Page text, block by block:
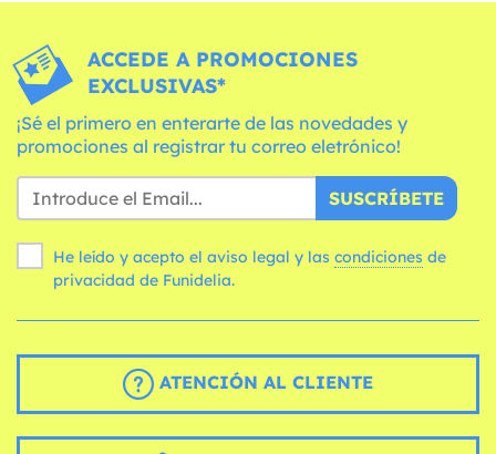
ACCEDE A PROMOCIONES
EXCLUSIVAS*
¡Sé el primero en enterarte de las novedades y
promociones al registrar tu correo eletrónico!
SUSCRÍBETE
He leído y acepto el aviso legal y las condiciones
privacidad de Funidelia.
ATENCIÓN AL CLIENTE